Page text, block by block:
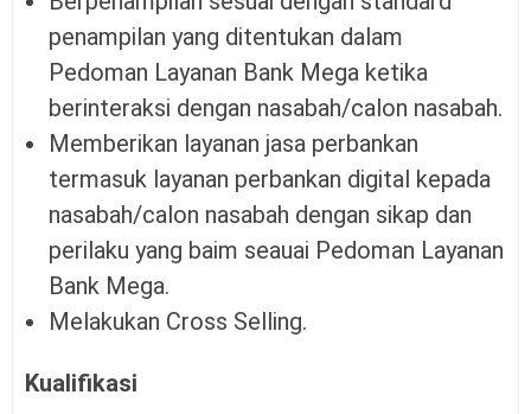
penampilan yang ditentukan dalam
Pedoman Layanan Bank Mega ketika
berinteraksi dengan nasabah/calon nasabah.
Memberikan layanan jasa perbankan
termasuk layanan perbankan digital kepada
nasabah/calon nasabah dengan sikap dan
perilaku yang baim seauai Pedoman Layanan
Bank Mega.
Melakukan Cross Selling.
Kualifikasi